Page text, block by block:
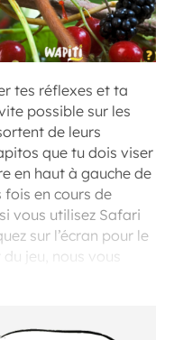
tes réflexes et ta
possible sur les
de leurs
que tu dois viser
en haut à gauche de
fois en cours de
vous utilisez Safari
sur l’écran pour le
jeu, nous vous